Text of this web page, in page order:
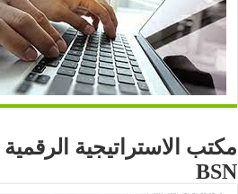
مكتب الاستراتيجية الرقمية
BSN